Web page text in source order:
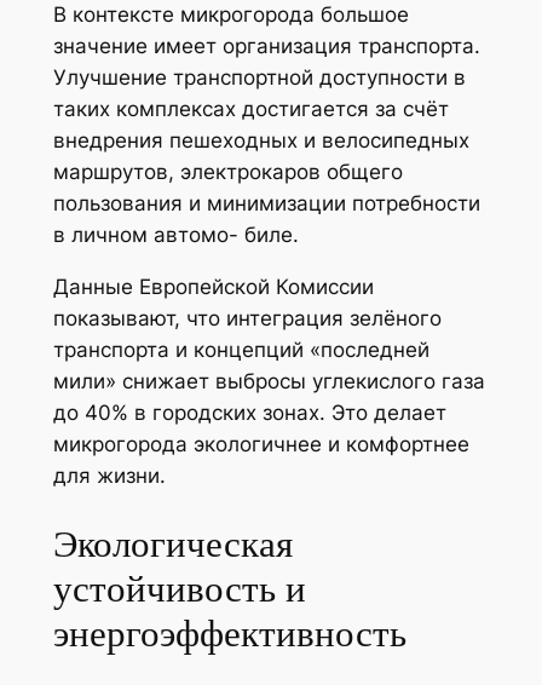
В контексте микрогорода большое
значение имеет организация транспорта.
Улучшение транспортной доступности в
таких комплексах достигается за счёт
внедрения пешеходных и велосипедных
маршрутов, электрокаров общего
пользования и минимизации потребности
в личном автомо- биле.
Данные Европейской Комиссии
показывают, что интеграция зелёного
транспорта и концепций «последней
мили» снижает выбросы углекислого газа
до 40% в городских зонах. Это делает
микрогорода экологичнее и комфортнее
для жизни.
Экологическая
устойчивость и
энергоэффективность